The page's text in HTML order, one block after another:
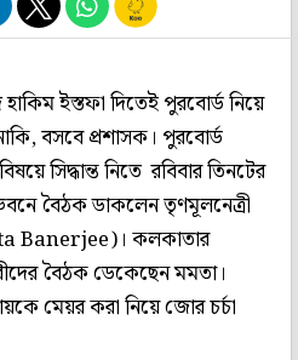
ইস্তফা দিতেই পুরবোর্ড নিয়ে
বসবে প্রশাসক। পুরবোর্ড
সিদ্ধান্ত নিতে রবিবার তিনটের
বৈঠক ডাকলেন তৃণমূলনেত্রী
Banerjee)। কলকাতার
বৈঠক ডেকেছেন মমতা।
মেয়র করা নিয়ে জোর চর্চা